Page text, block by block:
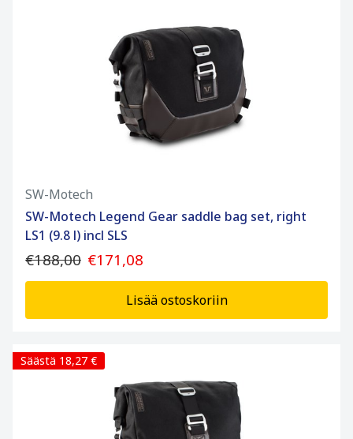
SW-Motech
SW-Motech Legend Gear saddle bag set, right
LS1 (9.8 l) incl SLS
€188,00 €171,08
Lisää ostoskoriin
Säästä 18,27 €